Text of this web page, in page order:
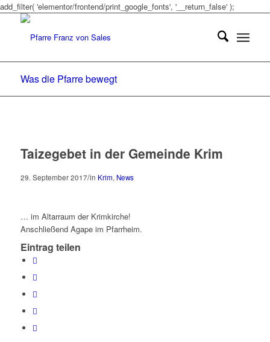
add_filter( 'elementor/frontend/print_google_fonts', '__return_false' );
Was die Pfarre bewegt
Taizegebet in der Gemeinde Krim
29. September 2017/in Krim, News
… im Altarraum der Krimkirche!
Anschließend Agape im Pfarrheim.
Eintrag teilen